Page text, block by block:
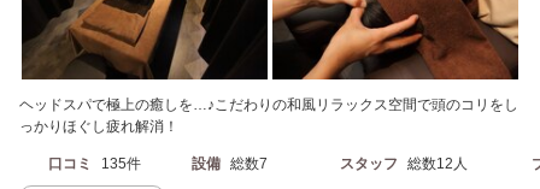
ヘッドスパで極上の癒しを…♪こだわりの和風リラックス空間で頭のコリをし
っかりほぐし疲れ解消！
口コミ 135件 設備 総数7 スタッフ 総数12人